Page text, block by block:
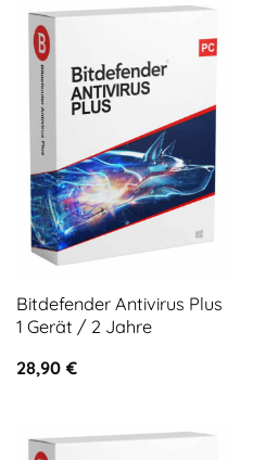
Bitdefender Antivirus Plus
1 Gerät / 2 Jahre
28,90 €